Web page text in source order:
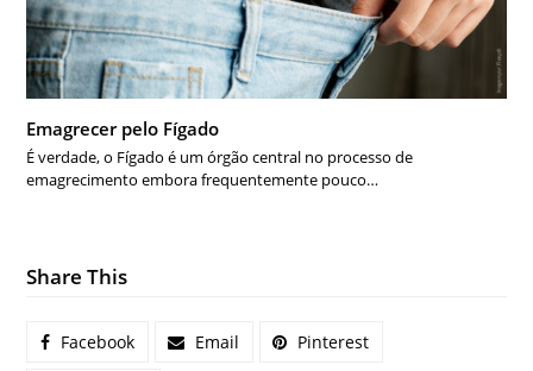
Emagrecer pelo Fígado
É verdade, o Fígado é um órgão central no processo de
emagrecimento embora frequentemente pouco…
Share This
Facebook Email Pinterest